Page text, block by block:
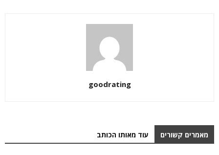
goodrating
מאמרים קשורים עוד מאותו הכותב